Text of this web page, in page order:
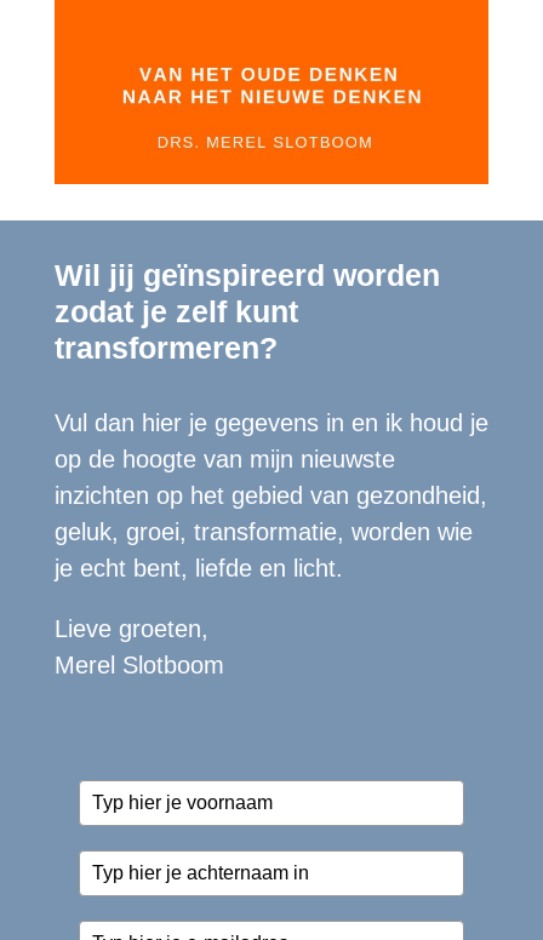
Wil jij geïnspireerd worden
zodat je zelf kunt
transformeren?
Vul dan hier je gegevens in en ik houd je
op de hoogte van mijn nieuwste
inzichten op het gebied van gezondheid,
geluk, groei, transformatie, worden wie
je echt bent, liefde en licht.
Lieve groeten,
Merel Slotboom